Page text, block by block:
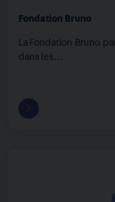
Fondation Bruno
La Fondation Bruno
dans les…